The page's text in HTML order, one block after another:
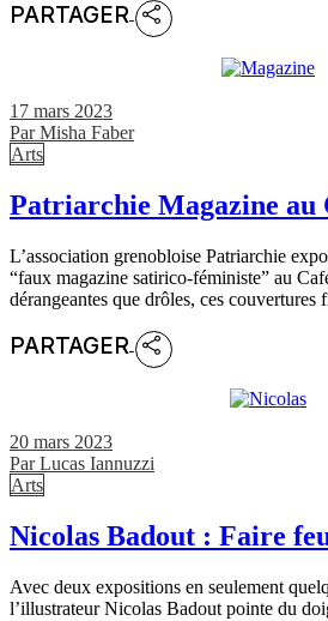
PARTAGER
17 mars 2023
ParMisha Faber
Arts
Patriarchie Magazine au
L’association grenobloise Patriarchie
“faux magazine satirico-féministe” au
dérangeantes que drôles, ces couvertures
PARTAGER
20 mars 2023
ParLucas Iannuzzi
Arts
Nicolas Badout : Faire
Avec deux expositions en seulement
l’illustrateur Nicolas Badout pointe du